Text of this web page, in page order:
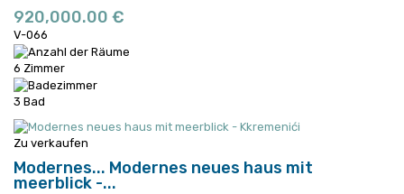
920,000.00 €
V-066
6 Zimmer
3 Bad
Zu verkaufen
Modernes... Modernes neues haus mit
meerblick -...